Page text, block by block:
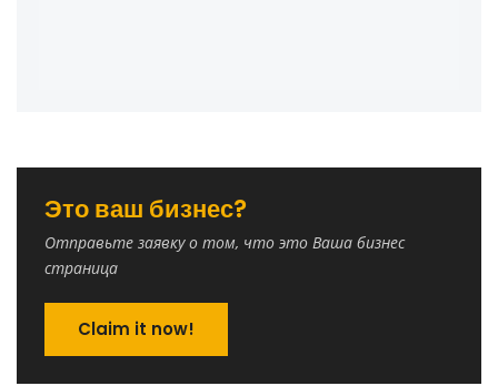
Это ваш бизнес?
Отправьте заявку о том, что это Ваша бизнес
страница
Claim it now!